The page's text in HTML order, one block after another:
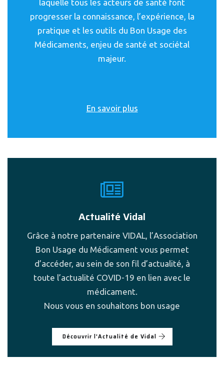
laquelle tous les acteurs de santé font
progresser la connaissance, l’expérience, la
pratique et les outils du Bon Usage des
Médicaments, enjeu de santé et sociétal
majeur.
En savoir plus
Actualité Vidal
Grâce à notre partenaire VIDAL, l’Association
Bon Usage du Médicament vous permet
d’accéder, au sein de son fil d’actualité, à
toute l’actualité COVID-19 en lien avec le
médicament.
Nous vous en souhaitons bon usage
Découvrir l'Actualité de Vidal